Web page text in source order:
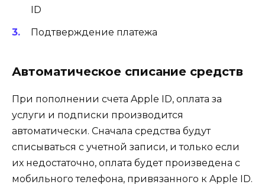
ID
Подтверждение платежа
Автоматическое списание средств
При пополнении счета Apple ID, оплата за
услуги и подписки производится
автоматически. Сначала средства будут
списываться с учетной записи, и только если
их недостаточно, оплата будет произведена с
мобильного телефона, привязанного к Apple ID.